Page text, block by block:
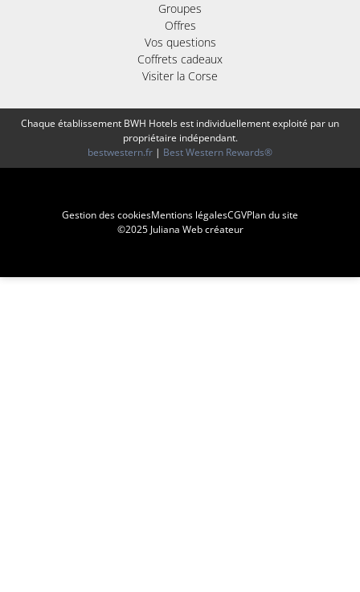
Groupes
Offres
Vos questions
Coffrets cadeaux
Visiter la Corse
Chaque établissement BWH Hotels est individuellement exploité par un
propriétaire indépendant.
bestwestern.fr | Best Western Rewards®
Gestion des cookiesMentions légalesCGVPlan du site
©2025 Juliana Web créateur